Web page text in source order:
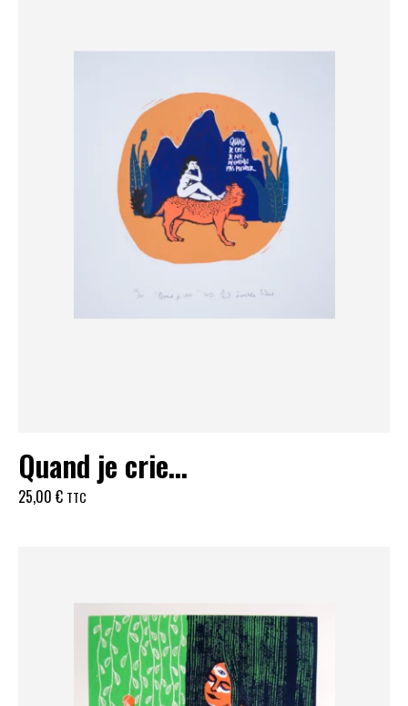
Quand je crie…
25,00 € TTC